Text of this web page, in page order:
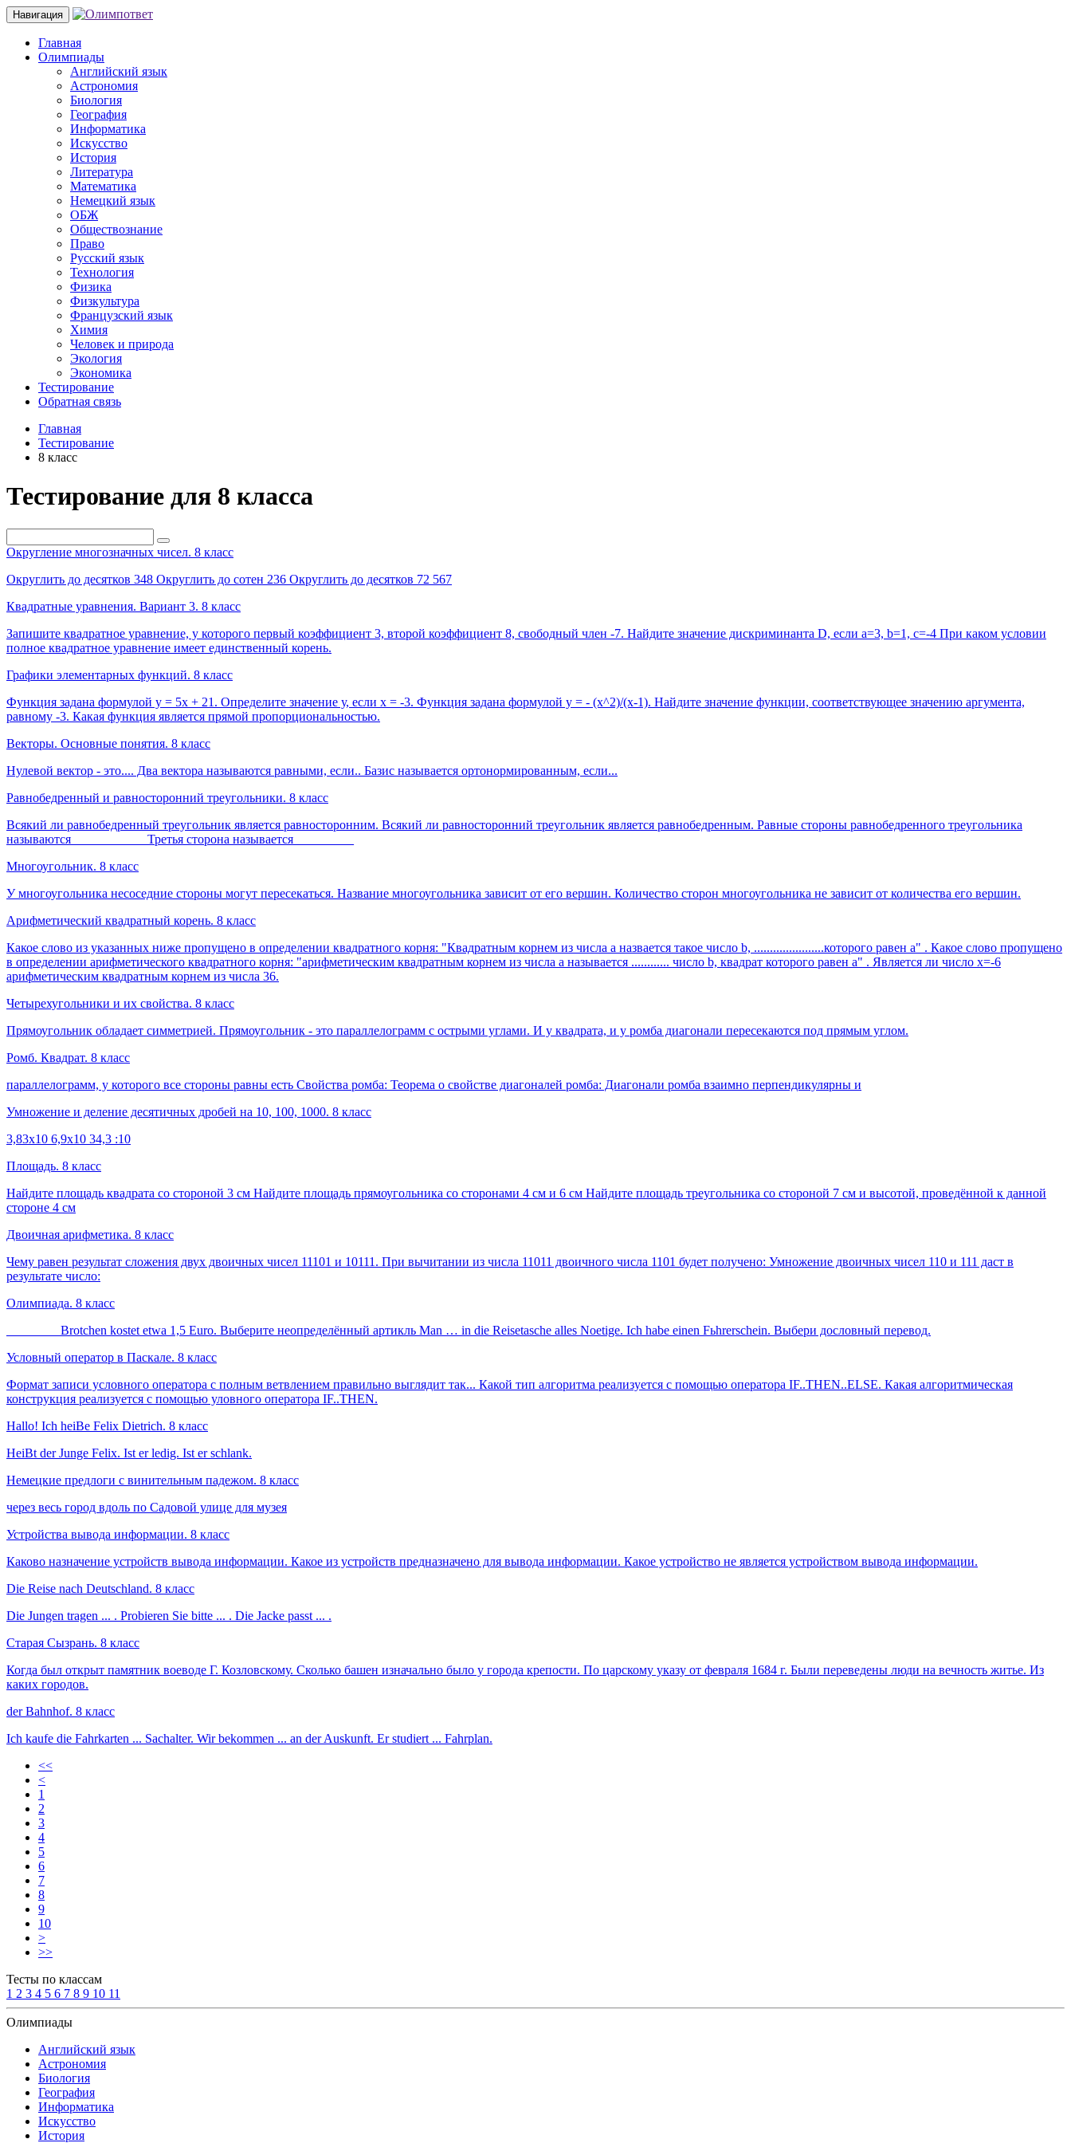
Навигация
Главная
Олимпиады
Английский язык
Астрономия
Биология
География
Информатика
Искусство
История
Литература
Математика
Немецкий язык
ОБЖ
Обществознание
Право
Русский язык
Технология
Физика
Физкультура
Французский язык
Химия
Человек и природа
Экология
Экономика
Тестирование
Обратная связь
Главная
Тестирование
8 класс
Тестирование для 8 класса
Округление многозначных чисел. 8 класс
Округлить до десятков 348 Округлить до сотен 236 Округлить до десятков 72 567
Квадратные уравнения. Вариант 3. 8 класс
Запишите квадратное уравнение, у которого первый коэффициент 3, второй коэффициент 8, свободный член -7. Найдите значение дискриминанта D, если a=3, b=1, c=-4 При каком условии
полное квадратное уравнение имеет единственный корень.
Графики элементарных функций. 8 класс
Функция задана формулой у = 5х + 21. Определите значение у, если х = -3. Функция задана формулой у = - (х^2)/(х-1). Найдите значение функции, соответствующее значению аргумента,
равному -3. Какая функция является прямой пропорциональностью.
Векторы. Основные понятия. 8 класс
Нулевой вектор - это.... Два вектора называются равными, если.. Базис называется ортонормированным, если...
Равнобедренный и равносторонний треугольники. 8 класс
Всякий ли равнобедренный треугольник является равносторонним. Всякий ли равносторонний треугольник является равнобедренным. Равные стороны равнобедренного треугольника
называются ___________ Третья сторона называется _________
Многоугольник. 8 класс
У многоугольника несоседние стороны могут пересекаться. Название многоугольника зависит от его вершин. Количество сторон многоугольника не зависит от количества его вершин.
Арифметический квадратный корень. 8 класс
Какое слово из указанных ниже пропущено в определении квадратного корня: "Квадратным корнем из числа а назвается такое число b, ......................которого равен а" . Какое слово пропущено
в определении арифметического квадратного корня: "арифметическим квадратным корнем из числа а называется ............ число b, квадрат которого равен а" . Является ли число х=-6
арифметическим квадратным корнем из числа 36.
Четырехугольники и их свойства. 8 класс
Прямоугольник обладает симметрией. Прямоугольник - это параллелограмм с острыми углами. И у квадрата, и у ромба диагонали пересекаются под прямым углом.
Ромб. Квадрат. 8 класс
параллелограмм, у которого все стороны равны есть Свойства ромба: Теорема о свойстве диагоналей ромба: Диагонали ромба взаимно перпендикулярны и
Умножение и деление десятичных дробей на 10, 100, 1000. 8 класс
3,83х10 6,9х10 34,3 :10
Площадь. 8 класс
Найдите площадь квадрата со стороной 3 см Найдите площадь прямоугольника со сторонами 4 см и 6 см Найдите площадь треугольника со стороной 7 см и высотой, проведённой к данной
стороне 4 см
Двоичная арифметика. 8 класс
Чему равен результат сложения двух двоичных чисел 11101 и 10111. При вычитании из числа 11011 двоичного числа 1101 будет получено: Умножение двоичных чисел 110 и 111 даст в
результате число:
Олимпиада. 8 класс
________ Brotchen kostet etwa 1,5 Euro. Выберите неопределённый артикль Man … in die Reisetasche alles Noetige. Ich habe einen Fьhrerschein. Выбери дословный перевод.
Условный оператор в Паскале. 8 класс
Формат записи условного оператора с полным ветвлением правильно выглядит так... Какой тип алгоритма реализуется с помощью оператора IF..THEN..ELSE. Какая алгоритмическая
конструкция реализуется с помощью уловного оператора IF..THEN.
Hallo! Ich heiBe Felix Dietrich. 8 класс
HeiBt der Junge Felix. Ist er ledig. Ist er schlank.
Немецкие предлоги с винительным падежом. 8 класс
через весь город вдоль по Садовой улице для музея
Устройства вывода информации. 8 класс
Каково назначение устройств вывода информации. Какое из устройств предназначено для вывода информации. Какое устройство не является устройством вывода информации.
Die Reise nach Deutschland. 8 класс
Die Jungen tragen ... . Probieren Sie bitte ... . Die Jacke passt ... .
Старая Сызрань. 8 класс
Когда был открыт памятник воеводе Г. Козловскому. Сколько башен изначально было у города крепости. По царскому указу от февраля 1684 г. Были переведены люди на вечность житье. Из
каких городов.
der Bahnhof. 8 класс
Ich kaufe die Fahrkarten ... Sachalter. Wir bekommen ... an der Auskunft. Er studiert ... Fahrplan.
<<
<
1
2
3
4
5
6
7
8
9
10
>
>>
Тесты по классам
1 2 3 4 5 6 7 8 9 10 11
Олимпиады
Английский язык
Астрономия
Биология
География
Информатика
Искусство
История